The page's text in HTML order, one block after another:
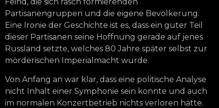
Feind, die sich rasch formierenden
Partisanengruppen und die eigene Bevölkerung.
Eine Ironie der Geschichte ist es, dass ein guter Teil
dieser Partisanen seine Hoffnung gerade auf jenes
Russland setzte, welches 80 Jahre später selbst zur
mörderischen Imperialmacht wurde.
Von Anfang an war klar, dass eine politische Analyse
nicht Inhalt einer Symphonie sein konnte und auch
im normalen Konzertbetrieb nichts verloren hätte.